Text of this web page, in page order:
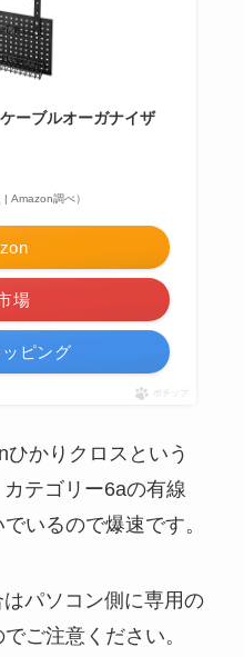
ーブルオーガナイザ
Amazon調べ）
場
ピング
ポチップ
かりクロスという
テゴリー6aの有線
いるので爆速です。
パソコン側に専用の
ご注意ください。